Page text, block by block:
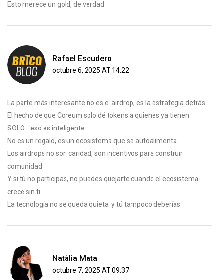
Esto merece un gold, de verdad
Rafael Escudero
octubre 6, 2025 AT 14:22
La parte más interesante no es el airdrop, es la estrategia detrás
El hecho de que Coreum solo dé tokens a quienes ya tienen
SOLO... eso es inteligente
No es un regalo, es un ecosistema que se autoalimenta
Los airdrops no son caridad, son incentivos para construir
comunidad
Y si tú no participas, no puedes quejarte cuando el ecosistema
crece sin ti
La tecnología no se queda quieta, y tú tampoco deberías
Natàlia Mata
octubre 7, 2025 AT 09:37